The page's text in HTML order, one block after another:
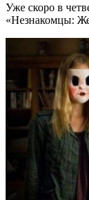
Уже скоро в
«Незнакомцы: